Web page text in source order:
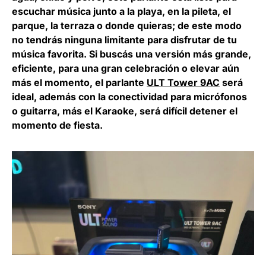
escuchar música junto a la playa, en la pileta, el
parque, la terraza o donde quieras; de este modo
no tendrás ninguna limitante para disfrutar de tu
música favorita. Si buscás una versión más grande,
eficiente, para una gran celebración o elevar aún
más el momento, el parlante ULT Tower 9AC será
ideal, además con la conectividad para micrófonos
o guitarra, más el Karaoke, será difícil detener el
momento de fiesta.